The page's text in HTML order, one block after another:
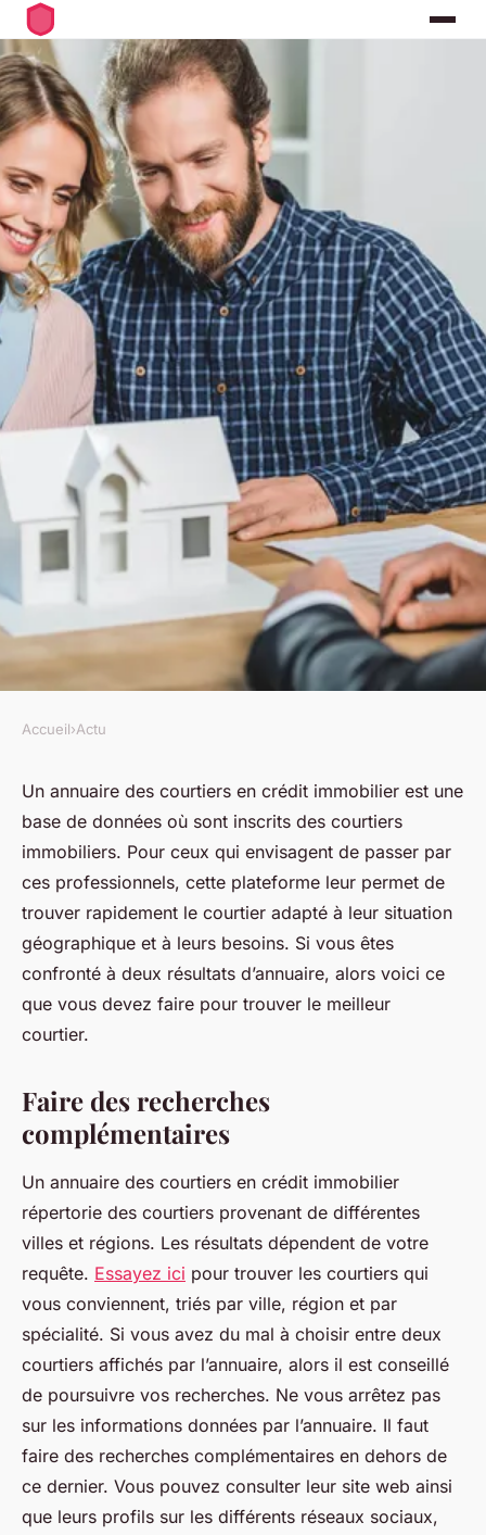
Annuaire des courtiers en
crédit immobilier : que faire
face à deux résultats ?
jean•29 novembre 2023 •2 min de lecture
Accueil›Actu
Un annuaire des courtiers en crédit immobilier est une
base de données où sont inscrits des courtiers
immobiliers. Pour ceux qui envisagent de passer par
ces professionnels, cette plateforme leur permet de
trouver rapidement le courtier adapté à leur situation
géographique et à leurs besoins. Si vous êtes
confronté à deux résultats d’annuaire, alors voici ce
que vous devez faire pour trouver le meilleur
courtier.
Faire des recherches
complémentaires
Un annuaire des courtiers en crédit immobilier
répertorie des courtiers provenant de différentes
villes et régions. Les résultats dépendent de votre
requête. Essayez ici pour trouver les courtiers qui
vous conviennent, triés par ville, région et par
spécialité. Si vous avez du mal à choisir entre deux
courtiers affichés par l’annuaire, alors il est conseillé
de poursuivre vos recherches. Ne vous arrêtez pas
sur les informations données par l’annuaire. Il faut
faire des recherches complémentaires en dehors de
ce dernier. Vous pouvez consulter leur site web ainsi
que leurs profils sur les différents réseaux sociaux,